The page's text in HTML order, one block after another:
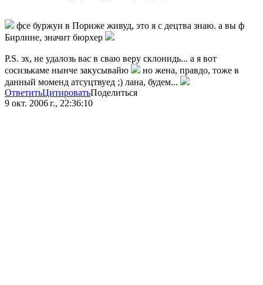
фсе буржуи в Пориже живуд, это я с децтва знаю. а вы ф
Бирлине, значит бюрхер
P.S. эх, не удалозь вас в сваю веру склонидь... а я вот
сосизькаме нынче закусывайю
но жена, правдо, тоже в
данный моменд атсуцтвуед ;) лана, будем...
ОтветитьЦитироватьПоделиться
9 окт. 2006 г., 22:36:10